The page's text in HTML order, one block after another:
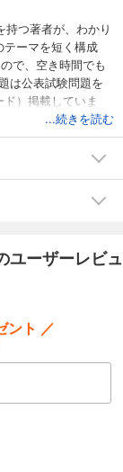
つ著者が、わかり
ーマを短く構成
で、空き時間でも
は公表試験問題を
）掲載していま
として活用できま
いる著者が公表さ
定期的に提供。試
治大学政治経済学
ミカル株式会社香
を設立し代表に就
業務を担当する傍
催し、講師歴18
...続きを読む
ユーザーレビュ
ント ／